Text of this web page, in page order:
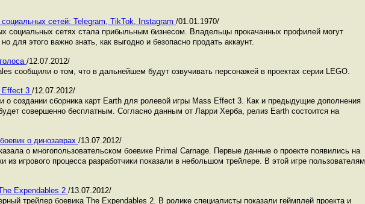
сетей: Telegram, TikTok, Instagram /01.01.1970/
социальных сетях стала прибыльным бизнесом. Владельцы прокачанных профилей могут
для этого важно знать, как выгодно и безопасно продать аккаунт.
/12.07.2012/
сообщили о том, что в дальнейшем будут озвучивать персонажей в проектах серии LEGO.
Effect 3 /12.07.2012/
о создании сборника карт Earth для ролевой игры Mass Effect 3. Как и предыдущие дополнения
совершенно бесплатным. Согласно данным от Ларри Херба, релиз Earth состоится на
о динозаврах /13.07.2012/
о многопользовательском боевике Primal Carnage. Первые данные о проекте появились на
из игрового процесса разработчики показали в небольшом трейлере. В этой игре пользователям
Expendables 2 /13.07.2012/
трейлер боевика The Expendables 2. В ролике специалисты показали геймплей проекта и